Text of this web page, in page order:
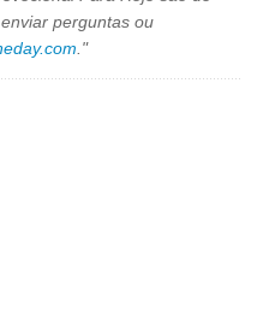
perguntas ou
."